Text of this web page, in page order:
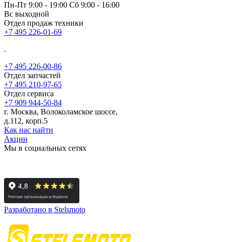
Пн-Пт 9:00 - 19:00 Сб 9:00 - 16:00
Вс выходной
Отдел продаж техники
+7 495 226-01-69
.
+7 495 226-00-86
Отдел запчастей
+7 495 210-97-65
Отдел сервиса
+7 909 944-50-84
г. Москва, Волоколамское шоссе,
д.112, корп.5
Как нас найти
Акции
Мы в социальных сетях
Разработано в Stelsmoto